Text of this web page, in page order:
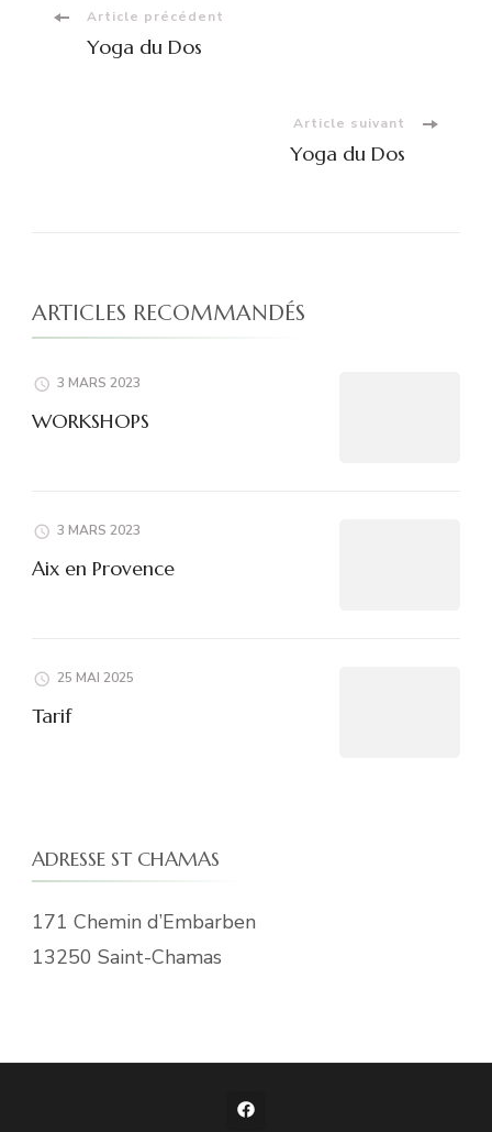
Navigation
Article précédent
Yoga du Dos
Article suivant
Yoga du Dos
ARTICLES RECOMMANDÉS
3 MARS 2023
WORKSHOPS
3 MARS 2023
Aix en Provence
25 MAI 2025
Tarif
ADRESSE ST CHAMAS
171 Chemin d’Embarben
13250 Saint-Chamas